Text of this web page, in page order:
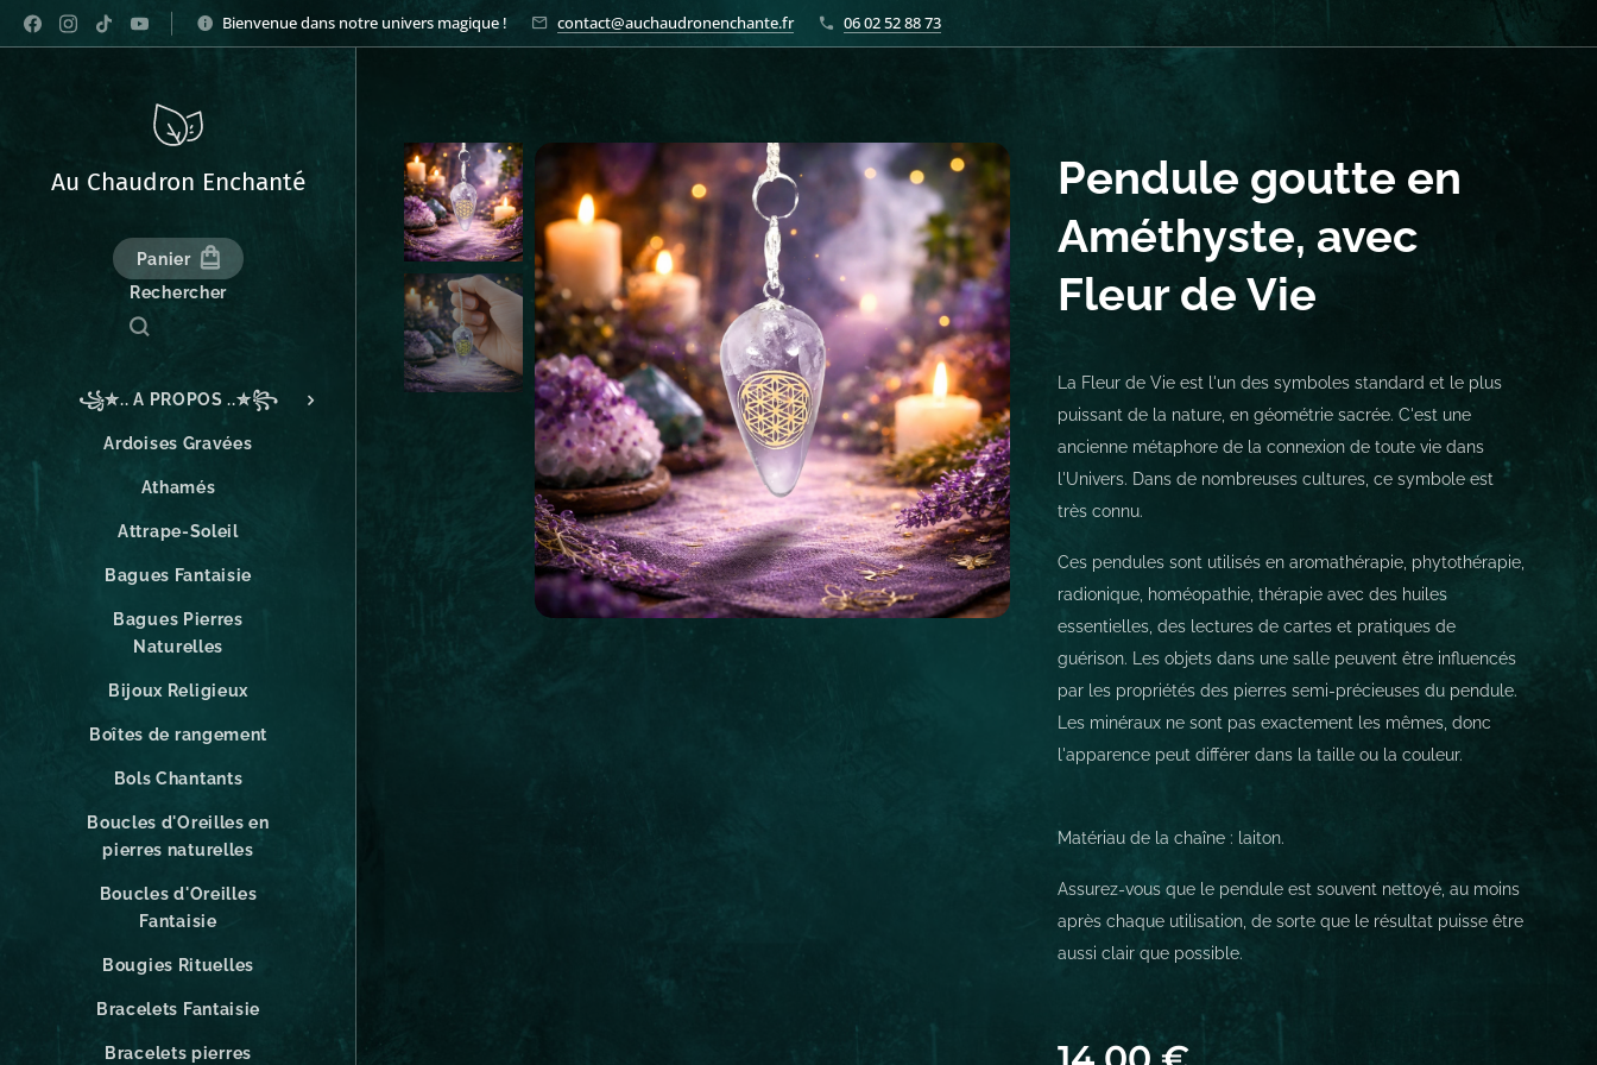
Bienvenue dans notre univers magique ! contact@auchaudronenchante.fr 06 02 52 88 73
Au Chaudron Enchanté
Panier
Rechercher
꧁✮.. A PROPOS ..✮꧂
Ardoises Gravées
Athamés
Attrape-Soleil
Bagues Fantaisie
Bagues Pierres
Naturelles
Bijoux Religieux
Boîtes de rangement
Bols Chantants
Boucles d'Oreilles en
pierres naturelles
Boucles d'Oreilles
Fantaisie
Bougies Rituelles
Bracelets Fantaisie
Bracelets pierres
Pendule goutte en
Améthyste, avec
Fleur de Vie
La Fleur de Vie est l'un des symboles standard et le plus
puissant de la nature, en géométrie sacrée. C'est une
ancienne métaphore de la connexion de toute vie dans
l'Univers. Dans de nombreuses cultures, ce symbole est
très connu.
Ces pendules sont utilisés en aromathérapie, phytothérapie,
radionique, homéopathie, thérapie avec des huiles
essentielles, des lectures de cartes et pratiques de
guérison. Les objets dans une salle peuvent être influencés
par les propriétés des pierres semi-précieuses du pendule.
Les minéraux ne sont pas exactement les mêmes, donc
l'apparence peut différer dans la taille ou la couleur.
Matériau de la chaîne : laiton.
Assurez-vous que le pendule est souvent nettoyé, au moins
après chaque utilisation, de sorte que le résultat puisse être
aussi clair que possible.